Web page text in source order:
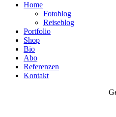
Home
Fotoblog
Reiseblog
Portfolio
Shop
Bio
Abo
Referenzen
Kontakt